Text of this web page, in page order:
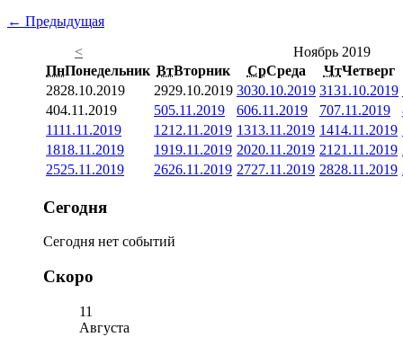
← Предыдущая
<
Ноябрь 2019
ПнПонедельник ВтВторник СрСреда ЧтЧетверг
2828.10.2019 2929.10.2019 3030.10.2019 3131.10.2019
404.11.2019 505.11.2019 606.11.2019 707.11.2019
1111.11.2019 1212.11.2019 1313.11.2019 1414.11.2019
1818.11.2019 1919.11.2019 2020.11.2019 21 21.11.2019
2525.11.2019 2626.11.2019 2727.11.2019 2828.11.2019
Сегодня
Сегодня нет событий
Скоро
11
Августа